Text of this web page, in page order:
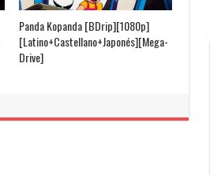
Panda Kopanda [BDrip][1080p]
[Latino+Castellano+Japonés][Mega-
Drive]